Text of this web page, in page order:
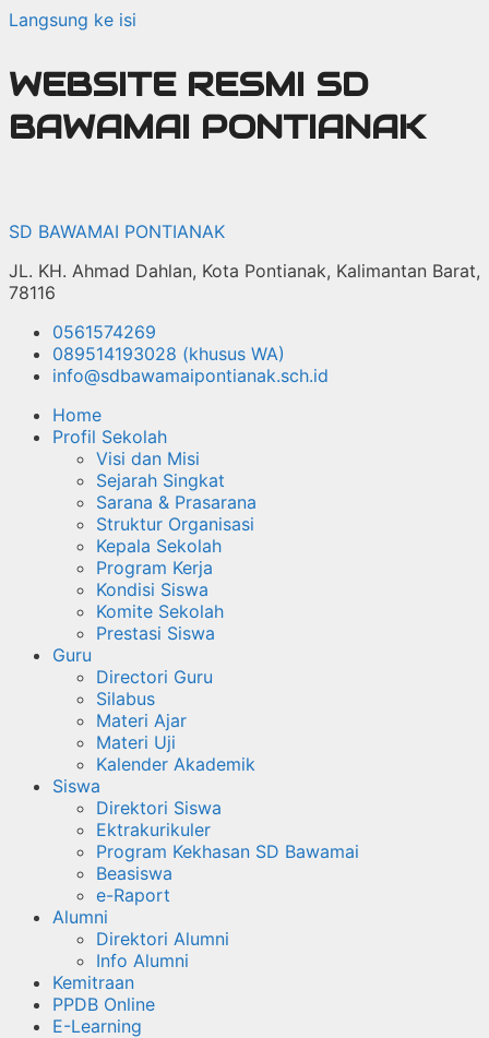
Langsung ke isi
WEBSITE RESMI SD
BAWAMAI PONTIANAK
SD BAWAMAI PONTIANAK
JL. KH. Ahmad Dahlan, Kota Pontianak, Kalimantan Barat,
78116
0561574269
089514193028 (khusus WA)
info@sdbawamaipontianak.sch.id
Home
Profil Sekolah
Visi dan Misi
Sejarah Singkat
Sarana & Prasarana
Struktur Organisasi
Kepala Sekolah
Program Kerja
Kondisi Siswa
Komite Sekolah
Prestasi Siswa
Guru
Directori Guru
Silabus
Materi Ajar
Materi Uji
Kalender Akademik
Siswa
Direktori Siswa
Ektrakurikuler
Program Kekhasan SD Bawamai
Beasiswa
e-Raport
Alumni
Direktori Alumni
Info Alumni
Kemitraan
PPDB Online
E-Learning